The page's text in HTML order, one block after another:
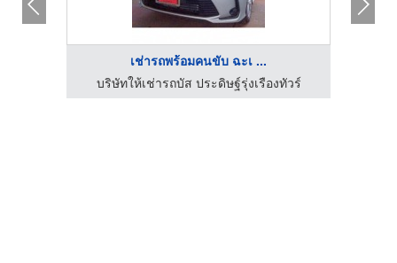
เช่ารถพร้อมคนขับ ฉะเ ...
บริษัทให้เช่ารถบัส ประดิษฐ์รุ่งเรืองทัวร์